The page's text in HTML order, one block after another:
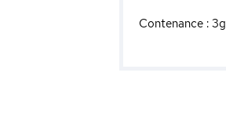
Contenance : 3g